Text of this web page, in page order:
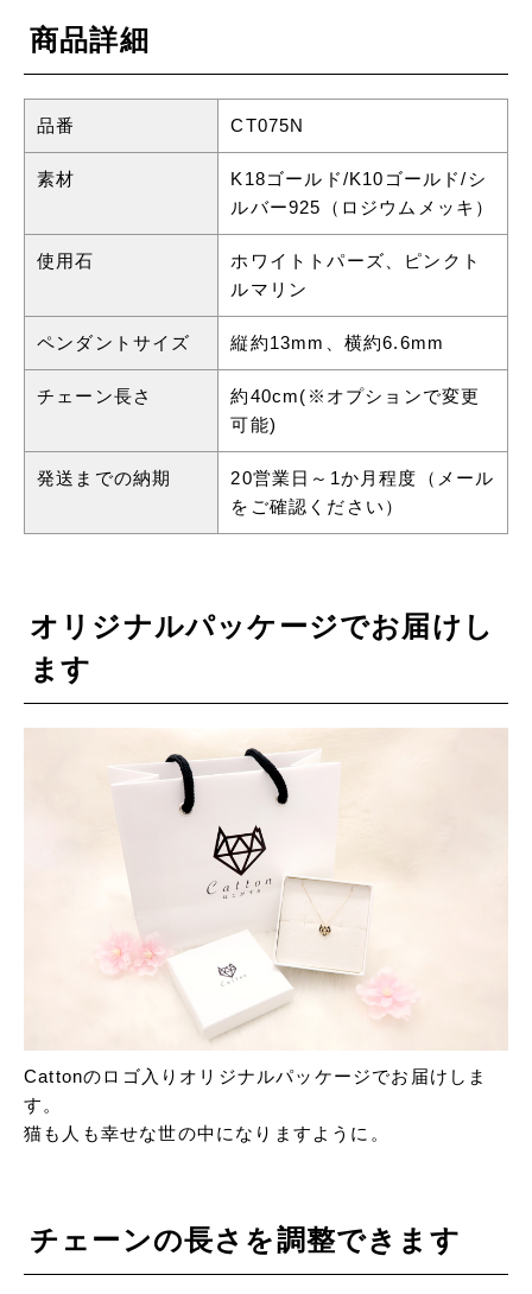
商品詳細
品番 CT075N
素材
K18ゴールド/K10ゴールド/シ
ルバー925（ロジウムメッキ）
使用石
ホワイトトパーズ、ピンクト
ルマリン
ペンダントサイズ 縦約13mm、横約6.6mm
チェーン長さ
約40cm(※オプションで変更
可能)
発送までの納期
20営業日～1か月程度（メール
をご確認ください）
オリジナルパッケージでお届けし
ます
Cattonのロゴ入りオリジナルパッケージでお届けしま
す。
猫も人も幸せな世の中になりますように。
チェーンの長さを調整できます